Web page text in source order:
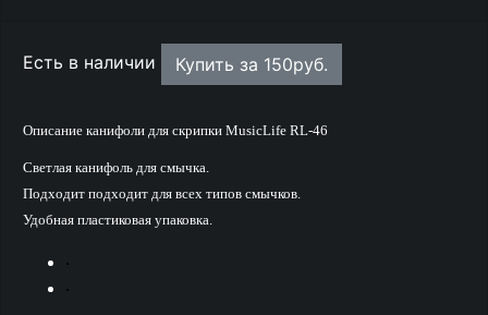
Есть в наличии Купить за 150руб.
Описание канифоли для скрипки MusicLife RL-46
Светлая канифоль для смычка.
Подходит подходит для всех типов смычков.
Удобная пластиковая упаковка.